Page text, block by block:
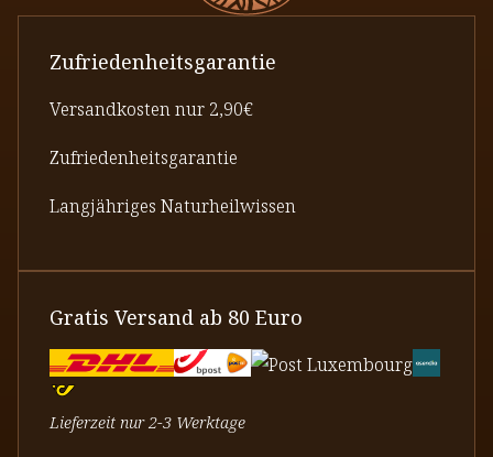
Zufriedenheitsgarantie
Versandkosten nur 2,90€
Zufriedenheitsgarantie
Langjähriges Naturheilwissen
Gratis Versand ab 80 Euro
Lieferzeit nur 2-3 Werktage